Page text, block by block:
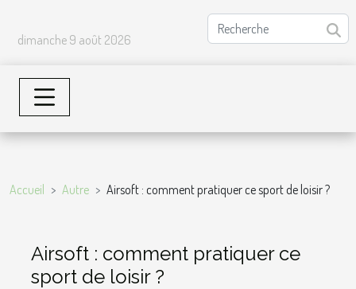
dimanche 9 août 2026
Accueil Autre Airsoft : comment pratiquer ce sport de loisir ?
Airsoft : comment pratiquer ce
sport de loisir ?